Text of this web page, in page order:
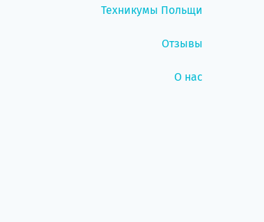
Техникумы Польщи
Отзывы
О нас